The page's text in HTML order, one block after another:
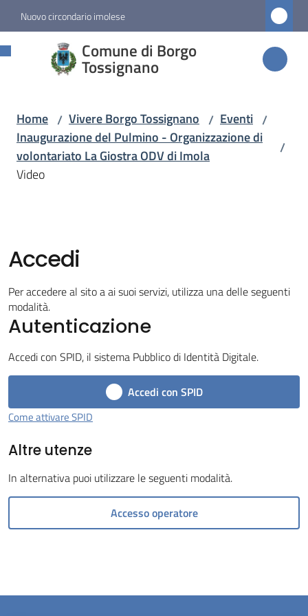
Vai al contenuto
Vai alla navigazione
Vai al footer
Nuovo circondario imolese
Comune di Borgo
Tossignano
Comune di
Borgo
Amministrazione
Vivere
Borgo
Tossignano
Menu selezionato
Servizi
line
Prenotazioni
Tutti
Home / Vivere Borgo Tossignano / Eventi /
Inaugurazione del Pulmino - Organizzazione di
volontariato La Giostra ODV di Imola
/
Video
Accedi
Per accedere al sito a ai suoi servizi, utilizza una delle seguenti
modalità.
Autenticazione
Accedi con SPID, il sistema Pubblico di Identità Digitale.
Accedi con SPID
Come attivare SPID
Altre utenze
In alternativa puoi utilizzare le seguenti modalità.
Accesso operatore